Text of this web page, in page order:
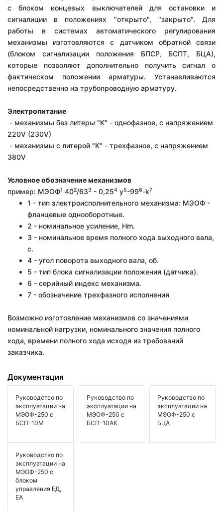
с блоком концевых выключателей для остановки и
сигналиции в положениях "открыто", "закрыто". Для
работы в системах автоматического регулирования
механизмы изготовляются с датчиком обратной связи
(блоком сигнализации положения БПСР, БСПТ, БЦА),
которые позволяют дополнительно получить сигнал о
фактическом положении арматуры. Устанавливаются
непосредственно на трубопроводную арматуру.
Электропитание
- механизмы без литеры "К" - однофазное, с напряжением
220V (230V)
- механизмы с литерой "К" - трехфазное, с напряжением
380V
Условное обозначение механизмов
пример: МЭОФ1 402/633 - 0,254 у5-996-k7
1 - тип электроисполнительного механизма: МЭОФ -
фланцевые однооборотные.
2 - номинальное усиление, Hm.
3 - номинальное время полного хода выходного вала,
с.
4 - угол поворота выходного вала, об.
5 - тип блока сигнализации положения (датчика).
6 - серийный индекс механизма.
7 - обозначение трехфазного исполнения
Возможно изготовление механизмов со значениями
номинальной нагрузки, номинального значения полного
хода, времени полного хода исходя из требований
заказчика.
Документация
Руководство по
эксплуатации на
МЭОФ-250 с
БСП-10М
Руководство по
эксплуатации на
МЭОФ-250 с
БСП-10АК
Руководство по
эксплуатации на
МЭОФ-250 с
БЦА
Руководство по
эксплуатации на
МЭОФ-250 с
блоком
управления ЕД,
ЕА